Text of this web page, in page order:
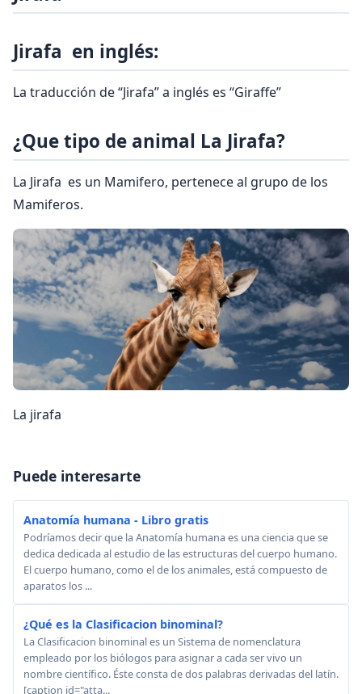
Jirafa en inglés:
La traducción de “Jirafa” a inglés es “Giraffe”
¿Que tipo de animal La Jirafa?
La Jirafa es un Mamifero, pertenece al grupo de los
Mamiferos.
La jirafa
Puede interesarte
Anatomía humana - Libro gratis
Podríamos decir que la Anatomía humana es una ciencia que se
dedica dedicada al estudio de las estructuras del cuerpo humano.
El cuerpo humano, como el de los animales, está compuesto de
aparatos los ...
¿Qué es la Clasificacion binominal?
La Clasificacion binominal es un Sistema de nomenclatura
empleado por los biólogos para asignar a cada ser vivo un
nombre científico. Éste consta de dos palabras derivadas del latín.
[caption id="atta...